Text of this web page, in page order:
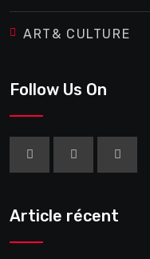
ART& CULTURE
Follow Us On
Article récent